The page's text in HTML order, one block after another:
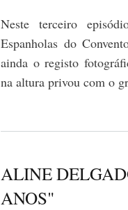
Neste terceiro
Espanholas do
ainda o registo
na altura privou com o
ALINE
ANOS"